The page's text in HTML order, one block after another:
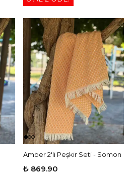
Amber 2'li Peşkir Seti - Somon
₺ 869.90